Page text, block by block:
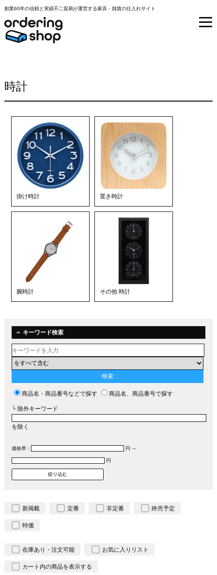
創業60年の信頼と実績不二貿易が運営する家具・雑貨の仕入れサイト
時計
掛け時計 置き時計
腕時計 その他 時計
キーワード検索
商品名・商品番号などで探す 商品名、商品番号で探す
└ 除外キーワード
を除く
価格帯： 円 ～
円
新掲載 定番 非定番 終売予定
特価
在庫あり・注文可能 お気に入りリスト
カート内の商品を表示する